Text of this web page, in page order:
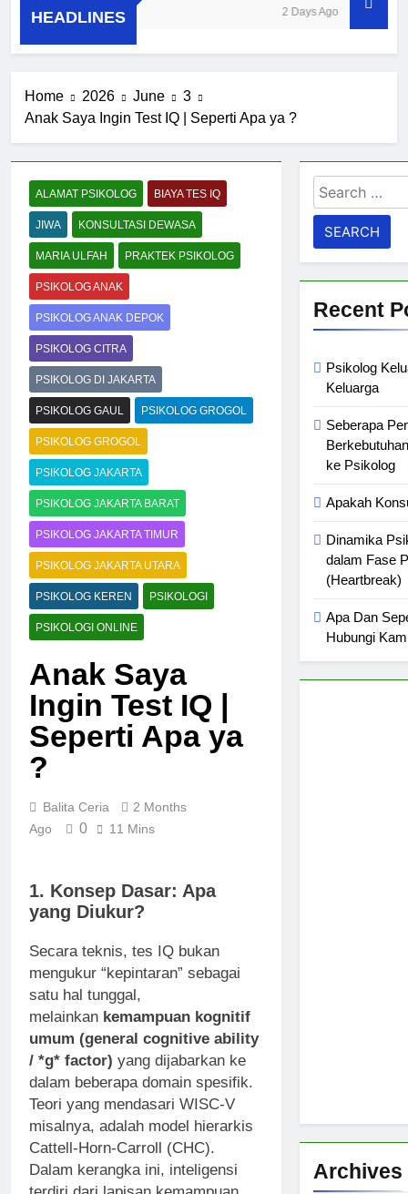
HEADLINES
9 Years Ago 2 Days Ago
Home 2026 June
3
Anak Saya Ingin Test IQ | Seperti Apa ya ?
ALAMAT PSIKOLOG BIAYA TES IQ
JIWA KONSULTASI DEWASA
MARIA ULFAH PRAKTEK PSIKOLOG
PSIKOLOG ANAK
PSIKOLOG ANAK DEPOK
PSIKOLOG CITRA
PSIKOLOG DI JAKARTA
PSIKOLOG GAUL PSIKOLOG GROGOL
PSIKOLOG GROGOL
PSIKOLOG JAKARTA
PSIKOLOG JAKARTA BARAT
PSIKOLOG JAKARTA TIMUR
PSIKOLOG JAKARTA UTARA
PSIKOLOG KEREN PSIKOLOGI
PSIKOLOGI ONLINE
Anak Saya
Ingin Test IQ |
Seperti Apa ya
?
Balita Ceria
2 Months
Ago
0 11 Mins
1. Konsep Dasar: Apa
yang Diukur?
Secara teknis, tes IQ bukan
mengukur “kepintaran” sebagai
satu hal tunggal,
melainkan kemampuan kognitif
umum (general cognitive ability
/ *g* factor) yang dijabarkan ke
dalam beberapa domain spesifik.
Teori yang mendasari WISC-V
misalnya, adalah model hierarkis
Cattell-Horn-Carroll (CHC).
Dalam kerangka ini, inteligensi
Search
for:
Recent
Psikolog
Keluarga
Seberapa
ke Psikolog
Apakah
Dinamika
dalam Fase
(Heartbreak)
Apa Dan
Hubungi
Archives